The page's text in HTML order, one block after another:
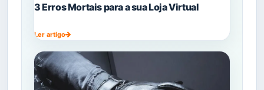
3 Erros Mortais para a sua Loja Virtual
Ler artigo